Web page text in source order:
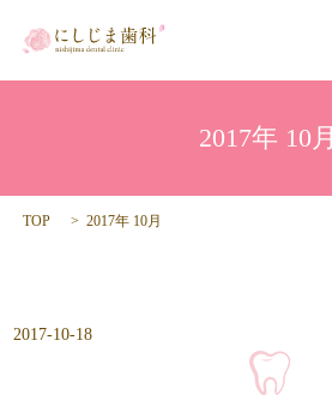
2017年 10月
TOP 2017年 10月
2017-10-18